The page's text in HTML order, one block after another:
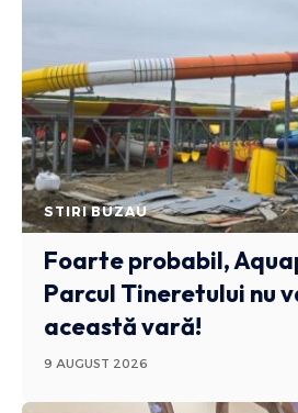
STIRI BUZAU
Foarte probabil,
Parcul Tineretului nu
această vară!
9 AUGUST 2026